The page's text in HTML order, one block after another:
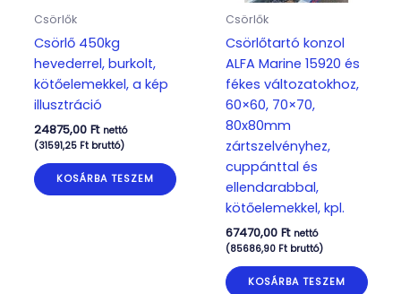
Csörlők
Csörlő 450kg
hevederrel, burkolt,
kötőelemekkel, a kép
illusztráció
24875,00 Ft nettó
(31591,25 Ftbruttó)
KOSÁRBA TESZEM
Csörlők
Csörlőtartó konzol
ALFA Marine 15920 és
fékes változatokhoz,
60×60, 70×70,
80x80mm
zártszelvényhez,
cuppánttal és
ellendarabbal,
kötőelemekkel, kpl.
67470,00 Ft nettó
(85686,90 Ftbruttó)
KOSÁRBA TESZEM